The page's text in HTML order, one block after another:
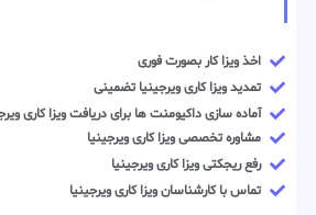
اخذ ویزا کار بصورت فوری
تمدید ویزا کاری ویرجینیا تضمینی
آماده سازی داکیومنت ها برای دریافت ویزا کاری
مشاوره تخصصی ویزا کاری ویرجینیا
رفع ریجکتی ویزا کاری ویرجینیا
تماس با کارشناسان ویزا کاری ویرجینیا